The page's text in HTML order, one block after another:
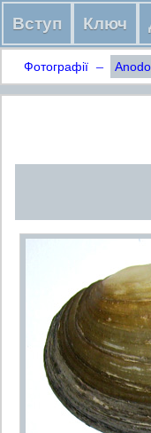
Вступ Ключ
Фотографії –